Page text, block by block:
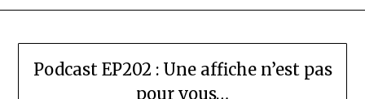
Podcast EP202 : Une affiche n’est pas
pour vous…